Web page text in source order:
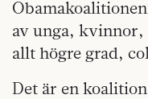
av unga,
allt högre grad,
Det är en